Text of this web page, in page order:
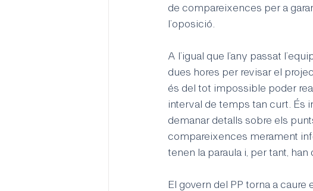
de compareixences per a
l’oposició.
A l’igual que l’any passat
dues hores per revisar el
és del tot impossible poder
interval de temps tan curt. És
demanar detalls sobre els
compareixences merament
tenen la paraula i, per tant,
El govern del PP torna a